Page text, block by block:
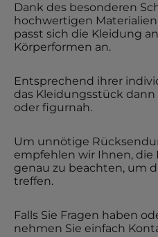
Dank des besonderen
hochwertigen
passt sich die Kleidung
Körperformen an.
Entsprechend ihrer
das Kleidungsstück
oder figurnah.
Um unnötige
empfehlen wir Ihnen,
genau zu beachten, um
treffen.
Falls Sie Fragen haben
nehmen Sie einfach